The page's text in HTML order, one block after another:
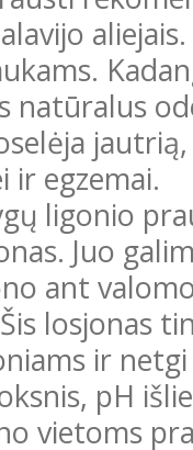
natūralus
ir egzemai.
ligonio
Juo
ant
losjonas
ir
pH
vietoms